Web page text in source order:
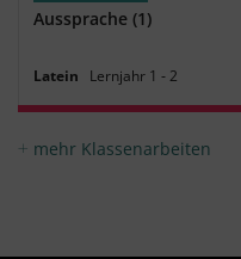
Aussprache (1)
Latein Lernjahr 1 ‐2
mehr Klassenarbeiten